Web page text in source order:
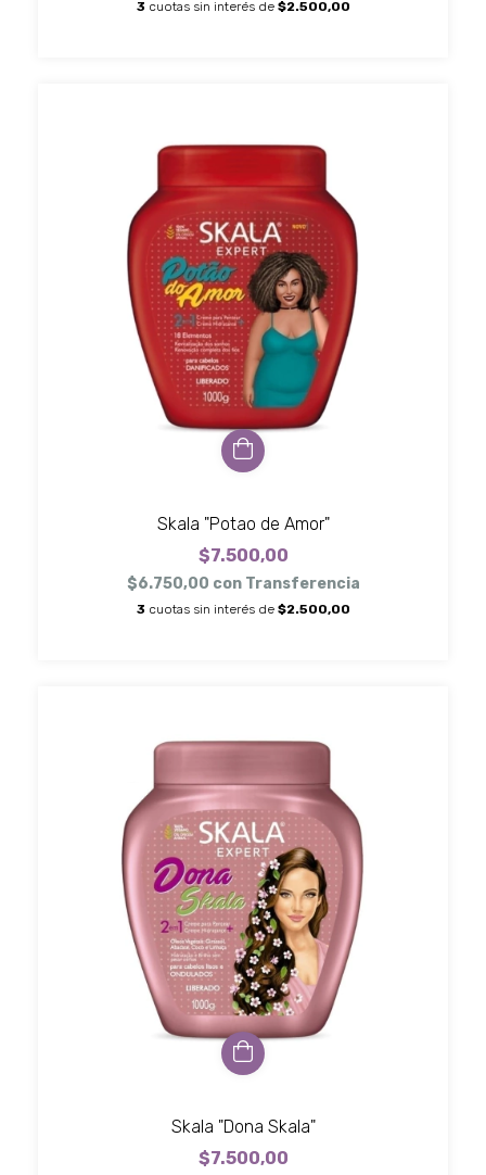
3 cuotas sin interés de $2.500,00
Skala "Potao de Amor"
$7.500,00
$6.750,00 con Transferencia
3 cuotas sin interés de $2.500,00
Skala "Dona Skala"
$7.500,00